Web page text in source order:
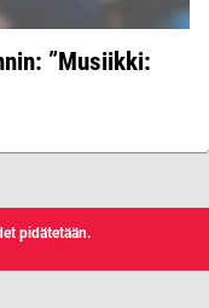
”Musiikki:
pidätetään.